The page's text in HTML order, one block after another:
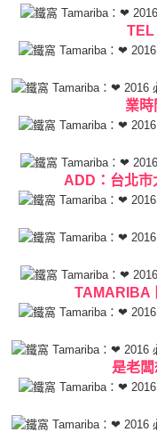
TEL
業
ADD：台北市
TAMARIBA
是老